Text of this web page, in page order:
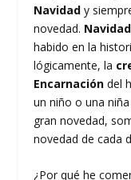
Navidad y
novedad.
habido en la
lógicamente, la
Encarnación del
un niño o una niña
gran novedad,
novedad de cada
¿Por qué he